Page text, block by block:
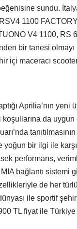
sundu.
1100
V4 1100, RS
bir tanesi olmayı
içi maceracı
Aprilia’nın yeni
koşullarına da
bir ilgi ile
performans,
bağlantı sistemi
de her
ile sportif
TL fiyat ile Türkiye